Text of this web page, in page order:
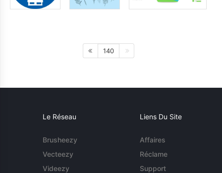
140
Le Réseau
Brusheezy
Vecteezy
Videezy
Liens Du Site
Affaires
Réclame
Support